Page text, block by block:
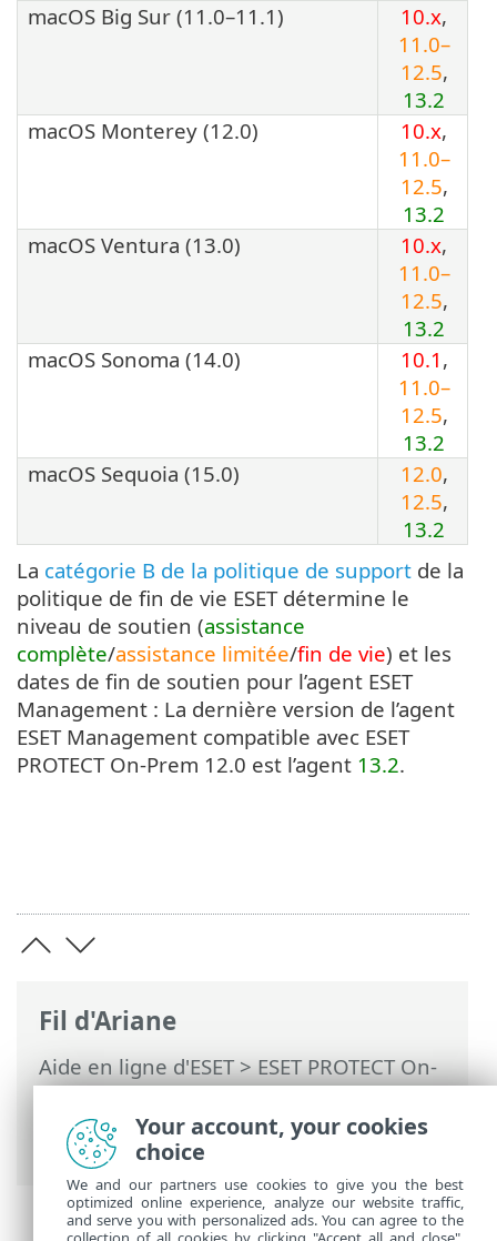
Fil d'Ariane
Aide en ligne d'ESET>ESET PROTECT On-
Prem>Caractéristiques techniques>
Systèmes d'exploitation pris en charge>
macOS
macOS Big Sur (11.0–11.1)
10.x,
11.0–
12.5,
13.2
macOS Monterey (12.0)
10.x,
11.0–
12.5,
13.2
macOS Ventura (13.0)
10.x,
11.0–
12.5,
13.2
macOS Sonoma (14.0)
10.1 ,
11.0–
12.5,
13.2
macOS Sequoia (15.0)
12.0,
12.5,
13.2
La catégorie B de la politique de support de la
politique de fin de vie ESET détermine le
niveau de soutien (assistance
complète/assistance limitée/fin de vie) et les
dates de fin de soutien pour l’agent ESET
Management : La dernière version de l’agent
ESET Management compatible avec ESET
PROTECT On-Prem 12.0 est l’agent 13.2.
Your account, your cookies
choice
We and our partners use cookies to give you the best
optimized online experience, analyze our website traffic,
and serve you with personalized ads. You can agree to the